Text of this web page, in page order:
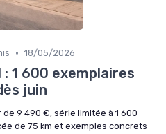
• 18/05/2026
1 600 exemplaires
juin
9 490 €, série limitée à 1 600
de 75 km et exemples concrets